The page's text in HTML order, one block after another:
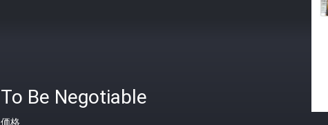
To Be Negotiable
価格